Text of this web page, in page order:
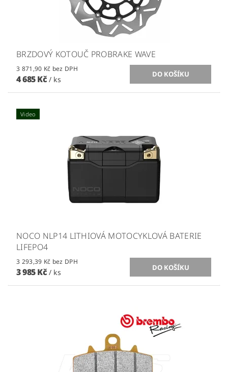
BRZDOVÝ KOTOUČ PROBRAKE WAVE
3 871,90 Kč bez DPH
4 685 Kč / ks
Video
NOCO NLP14 LITHIOVÁ MOTOCYKLOVÁ BATERIE
LIFEPO4
3 293,39 Kč bez DPH
3 985 Kč / ks